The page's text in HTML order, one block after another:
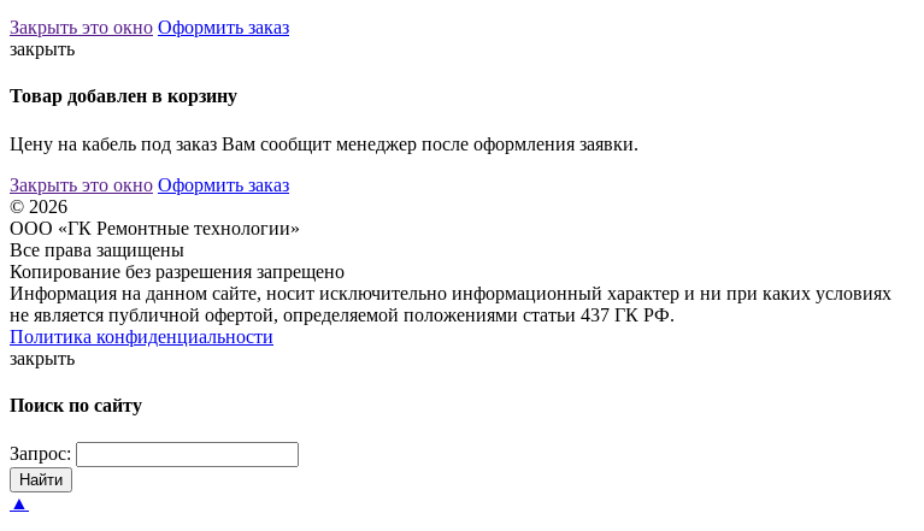
Закрыть это окно Оформить заказ
закрыть
Товар добавлен в корзину
Цену на кабель под заказ Вам сообщит менеджер после оформления заявки.
Закрыть это окно Оформить заказ
© 2026
ООО «ГК Ремонтные технологии»
Все права защищены
Копирование без разрешения запрещено
Информация на данном сайте, носит исключительно информационный характер и ни при каких условиях
не является публичной офертой, определяемой положениями статьи 437 ГК РФ.
Политика конфиденциальности
закрыть
Поиск по сайту
Запрос:
Найти
▲